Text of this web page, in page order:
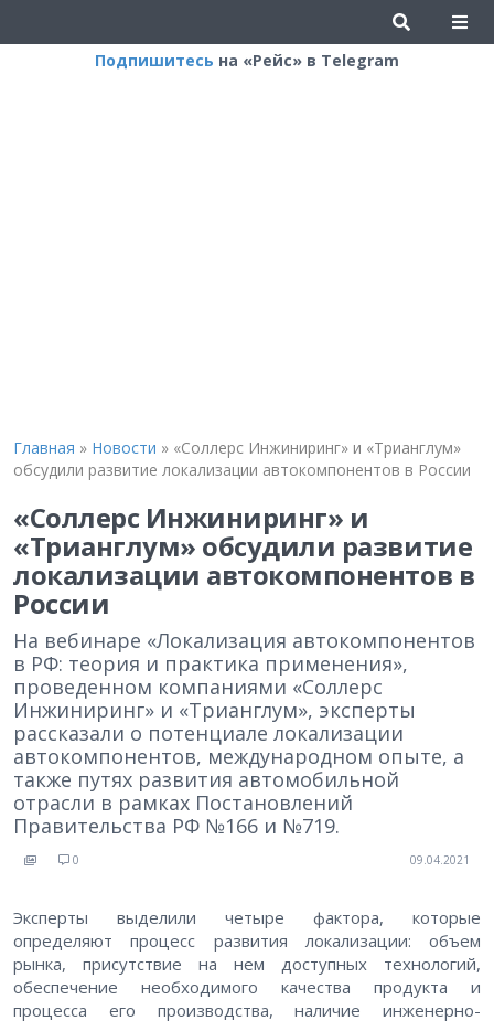
Подпишитесь на «Рейс» в Telegram
Главная » Новости » «Соллерс Инжиниринг» и «Трианглум»
обсудили развитие локализации автокомпонентов в России
«Соллерс Инжиниринг» и
«Трианглум» обсудили развитие
локализации автокомпонентов в
России
На вебинаре «Локализация автокомпонентов
в РФ: теория и практика применения»,
проведенном компаниями «Соллерс
Инжиниринг» и «Трианглум», эксперты
рассказали о потенциале локализации
автокомпонентов, международном опыте, а
также путях развития автомобильной
отрасли в рамках Постановлений
Правительства РФ №166 и №719.
0 09.04.2021
Эксперты выделили четыре фактора, которые
определяют процесс развития локализации: объем
рынка, присутствие на нем доступных технологий,
обеспечение необходимого качества продукта и
процесса его производства, наличие инженерно-